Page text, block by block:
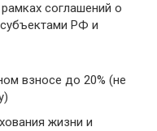
соглашений о
РФ и
взносе до 20% (не
жизни и